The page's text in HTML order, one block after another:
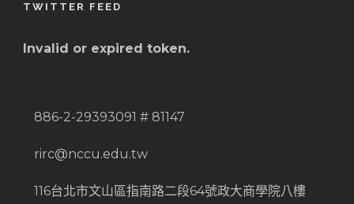
TWITTER FEED
Invalid or expired token.
886-2-29393091 # 81147
rirc@nccu.edu.tw
116台北市文山區指南路二段64號政大商學院八樓